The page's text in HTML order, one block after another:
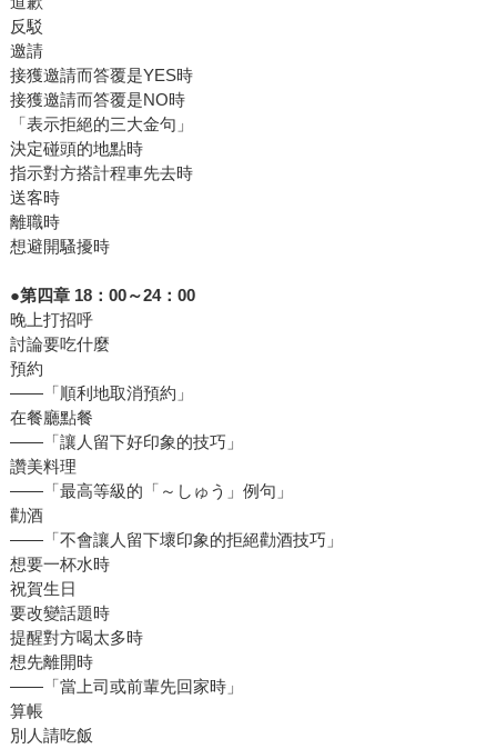
反駁
邀請
接獲邀請而答覆是YES時
接獲邀請而答覆是NO時
「表示拒絕的三大金句」
決定碰頭的地點時
指示對方搭計程車先去時
送客時
離職時
想避開騷擾時
●第四章 18：00～24：00
晚上打招呼
討論要吃什麼
預約
——「順利地取消預約」
在餐廳點餐
——「讓人留下好印象的技巧」
讚美料理
——「最高等級的「～しゅう」例句」
勸酒
——「不會讓人留下壞印象的拒絕勸酒技巧」
想要一杯水時
祝賀生日
要改變話題時
提醒對方喝太多時
想先離開時
——「當上司或前輩先回家時」
算帳
別人請吃飯